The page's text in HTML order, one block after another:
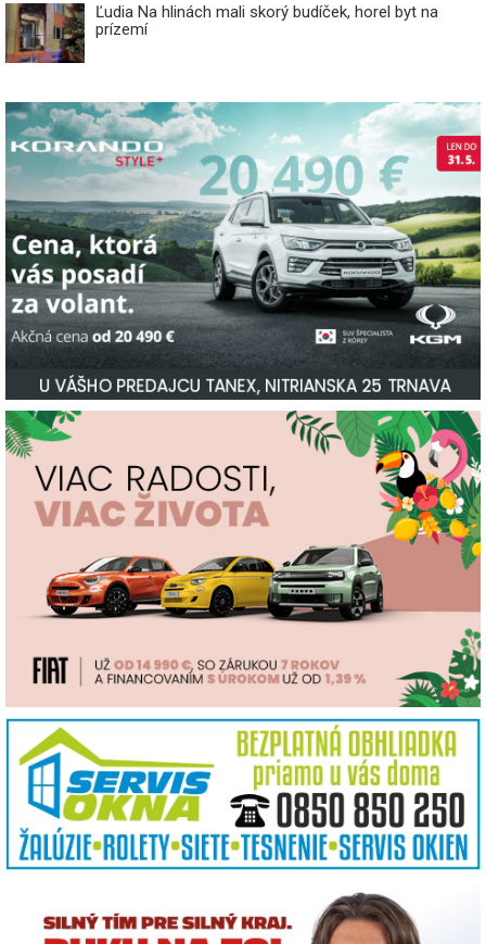
Ľudia Na hlinách mali skorý budíček, horel byt na
prízemí